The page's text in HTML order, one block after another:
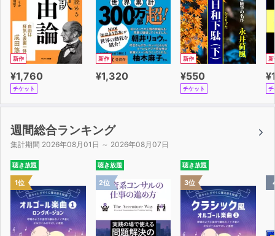
新作
¥1,760
チケット
新作
¥1,320
新作
¥550
チケット
新
チ
週間総合ランキング
集計期間 2026年08月01日 ～ 2026年08月07日
聴き放題
1位
聴き放題
2位
聴き放題
3位